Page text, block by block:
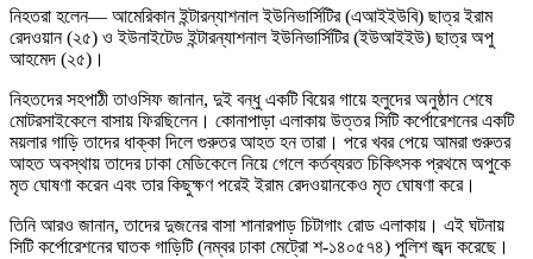
নিহতরা হলেন— আমেরিকান ইন্টারন্যাশনাল ইউনিভার্সিটির (এআইইউবি) ছাত্র ইরাম
রেদওয়ান (২৫) ও ইউনাইটেড ইন্টারন্যাশনাল ইউনিভার্সিটির (ইউআইইউ) ছাত্র অপু
আহমেদ (২৫)।
নিহতদের সহপাঠী তাওসিফ জানান, দুই বন্ধু একটি বিয়ের গায়ে হলুদের অনুষ্ঠান শেষে
মোটরসাইকেলে বাসায় ফিরছিলেন। কোনাপাড়া এলাকায় উত্তর সিটি কর্পোরেশনের একটি
ময়লার গাড়ি তাদের ধাক্কা দিলে গুরুতর আহত হন তারা। পরে খবর পেয়ে আমরা গুরুতর
আহত অবস্থায় তাদের ঢাকা মেডিকেলে নিয়ে গেলে কর্তব্যরত চিকিৎসক প্রথমে অপুকে
মৃত ঘোষণা করেন এবং তার কিছুক্ষণ পরেই ইরাম রেদওয়ানকেও মৃত ঘোষণা করে।
তিনি আরও জানান, তাদের দুজনের বাসা শানারপাড় চিটাগাং রোড এলাকায়। এই ঘটনায়
সিটি কর্পোরেশনের ঘাতক গাড়িটি (নম্বর ঢাকা মেট্রো শ-১৪০৫৭৪) পুলিশ জব্দ করেছে।